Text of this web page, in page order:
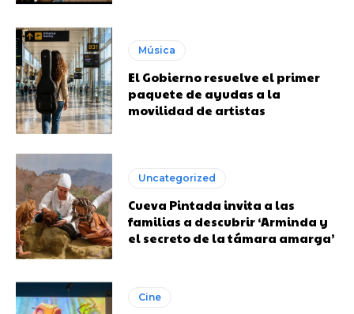
Música
El Gobierno resuelve el primer
paquete de ayudas a la
movilidad de artistas
Uncategorized
Cueva Pintada invita a las
familias a descubrir ‘Arminda y
el secreto de la támara amarga’
Cine